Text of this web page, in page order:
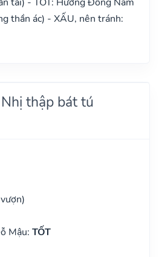
thần ác) - XẤU, nên tránh:
thập bát tú
Mậu: TỐT